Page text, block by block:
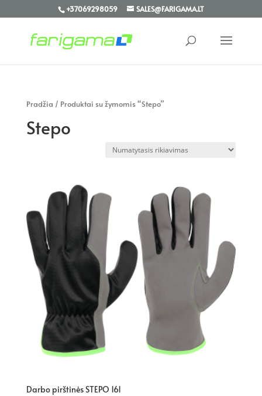
+37069298059 SALES@FARIGAMA.LT
Pradžia / Produktai su žymomis “Stepo”
Stepo
Darbo pirštinės STEPO 161